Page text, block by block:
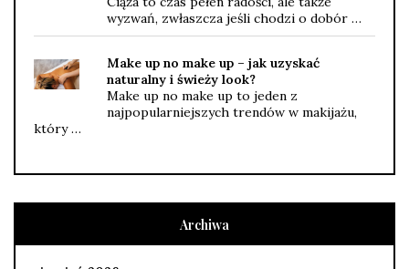
wyzwań, zwłaszcza jeśli chodzi o dobór …
Make up no make up – jak uzyskać
naturalny i świeży look?
Make up no make up to jeden z
najpopularniejszych trendów w makijażu,
który …
Archiwa